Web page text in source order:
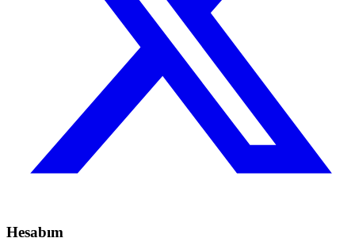
Hesabım